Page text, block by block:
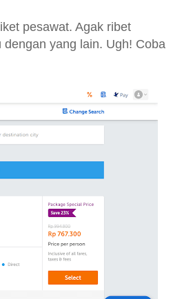
pesawat. Agak ribet
yang lain. Ugh! Coba